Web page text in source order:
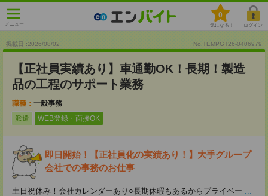
メニュー
0
気になる！ ログイン
掲載日 :2026/08/02 No.TEMPGT26-0406979
【正社員実績あり】車通勤OK！長期！製造
品の工程のサポート業務
職種： 一般事務
派遣
WEB登録・面接OK
即日開始！【正社員化の実績あり！】大手グループ
会社での事務のお仕事
土日祝休み！会社カレンダーあり○長期休暇もあるからプライベー ...